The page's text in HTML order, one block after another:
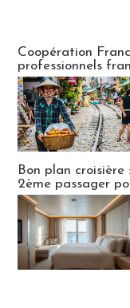
Coopération
professionnels
Bon plan
2ème passager